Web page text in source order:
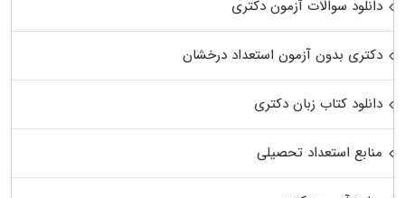
دانلود سوالات آزمون دکتری
دکتری بدون آزمون استعداد درخشان
دانلود کتاب زبان دکتری
منابع استعداد تحصیلی